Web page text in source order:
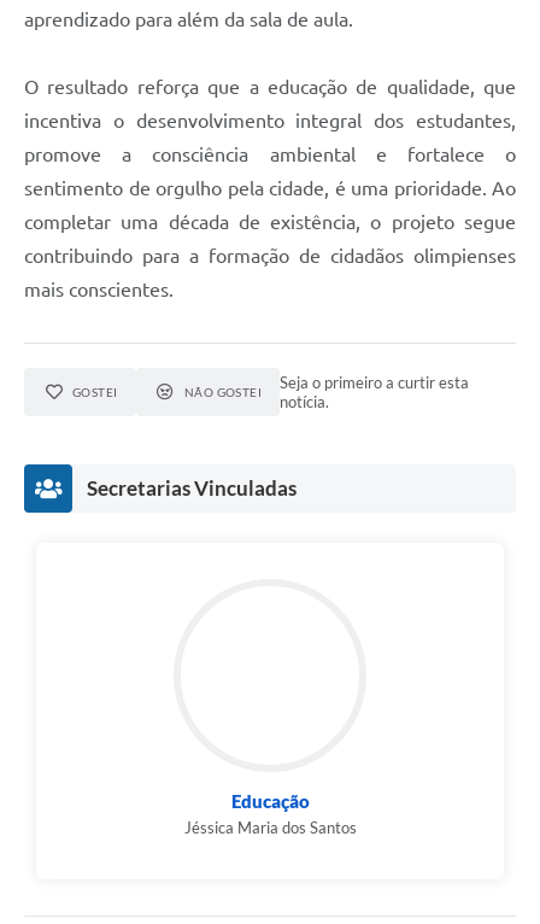
aprendizado para além da sala de aula.
O resultado reforça que a educação de qualidade, que
incentiva o desenvolvimento integral dos estudantes,
promove a consciência ambiental e fortalece o
sentimento de orgulho pela cidade, é uma prioridade. Ao
completar uma década de existência, o projeto segue
contribuindo para a formação de cidadãos olimpienses
mais conscientes.
GOSTEI NÃO GOSTEI
Seja o primeiro a curtir esta
notícia.
Secretarias Vinculadas
Educação
Jéssica Maria dos Santos